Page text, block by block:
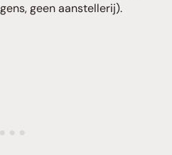
geen aanstellerij).